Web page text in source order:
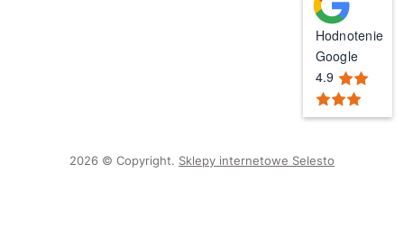
Hodnotenie
Google
4.9
2026 © Copyright. Sklepy internetowe Selesto